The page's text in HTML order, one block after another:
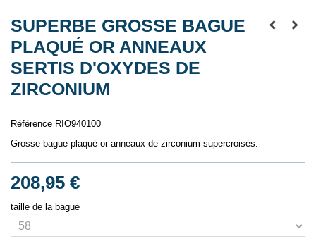
SUPERBE GROSSE BAGUE
PLAQUÉ OR ANNEAUX
SERTIS D'OXYDES DE
ZIRCONIUM
Référence RIO940100
Grosse bague plaqué or anneaux de zirconium supercroisés.
208,95 €
taille de la bague